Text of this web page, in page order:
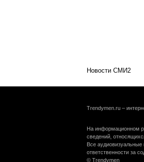
Новости СМИ2
Trendymen.ru –
На информационном
сведений,
Все аудиовизуальные
ответственности за
© Trendymen